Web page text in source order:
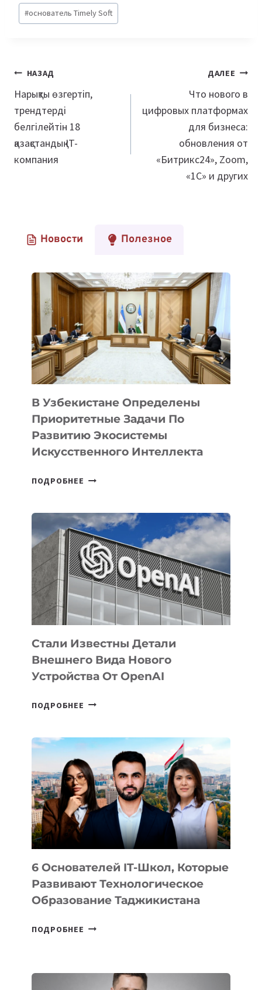
#основатель Timely Soft
Навигация
по
записям
НАЗАД
Нарықты өзгертіп,
трендтерді
белгілейтін 18
қазақстандық IT-
компания
ДАЛЕЕ
Что нового в
цифровых платформах
для бизнеса:
обновления от
«Битрикс24», Zoom,
«1С» и других
Новости Полезное
В Узбекистане Определены
Приоритетные Задачи По
Развитию Экосистемы
Искусственного Интеллекта
ПОДРОБНЕЕ
ПРИОРИТЕТНЫЕ
ЗАДАЧИ
ПО
РАЗВИТИЮ
ЭКОСИСТЕМЫ
ИСКУССТВЕННОГО
ИНТЕЛЛЕКТА
Стали Известны Детали
Внешнего Вида Нового
Устройства От OpenAI
ПОДРОБНЕЕ СТАЛИ
ВНЕШНЕГО
ВИДА
НОВОГО
УСТРОЙСТВА
ОТ
OPENAI
6 Основателей IT-Школ, Которые
Развивают Технологическое
Образование Таджикистана
ПОДРОБНЕЕ 6
КОТОРЫЕ